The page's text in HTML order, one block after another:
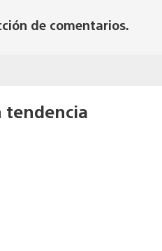
de comentarios.
tendencia